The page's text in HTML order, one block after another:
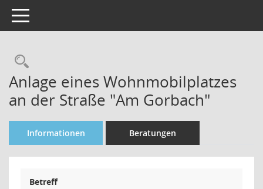
Toggle navigation
Rechercheauswahl
Anlage eines Wohnmobilplatzes
an der Straße "Am Gorbach"
Informationen Beratungen
Betreff